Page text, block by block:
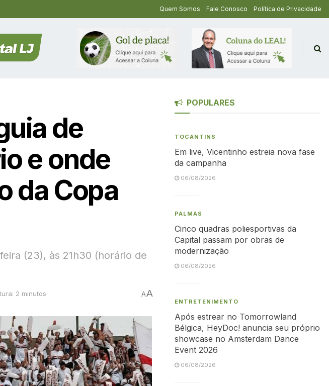
Quem Somos Fale Conosco Política de Privacidade
de
e onde
da Copa
(23), às 21h30 (horário de
2 minutos AA
POPULARES
TOCANTINS
Em live, Vicentinho estreia nova fase
da campanha
06/08/2026
PALMAS
Cinco quadras poliesportivas da
Capital passam por obras de
modernização
06/08/2026
ENTRETENIMENTO
Após estrear no Tomorrowland
Bélgica, HeyDoc! anuncia seu próprio
showcase no Amsterdam Dance
Event 2026
06/08/2026